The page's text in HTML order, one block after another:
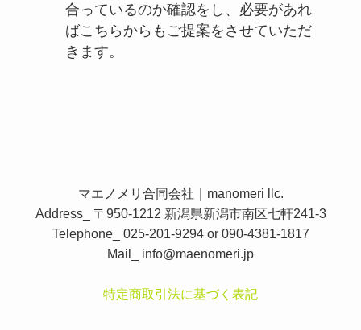
合っているのか確認をし、必要があれ
ばこちらからもご提案をさせていただ
きます。
マエノメリ合同会社｜manomeri llc.
Address_ 〒950-1212 新潟県新潟市南区七軒241-3
Telephone_ 025-201-9294 or 090-4381-1817
Mail_ info@maenomeri.jp
特定商取引法に基づく表記